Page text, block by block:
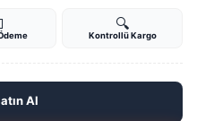
🔍
Kontrollü Kargo
Al